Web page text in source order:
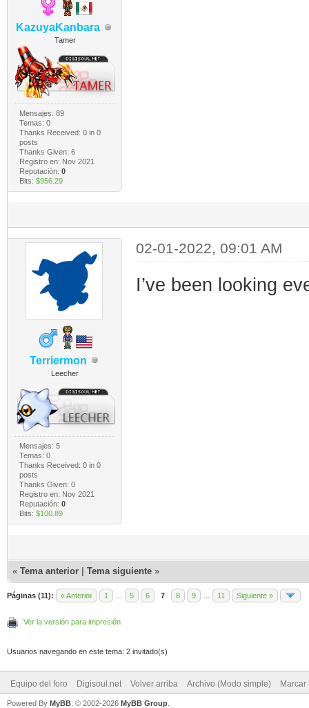
KazuyaKanbara
Tamer
Mensajes: 89
Temas: 0
Thanks Received: 0in 0
posts
Thanks Given: 6
Registro en: Nov 2021
Reputación: 0
Bits: $956.29
Terriermon
Leecher
Mensajes: 5
Temas: 0
Thanks Received: 0in 0
posts
Thanks Given: 0
Registro en: Nov 2021
Reputación: 0
Bits: $100.89
02-01-2022, 09:01 AM
I’ve been looking
« Tema anterior Tema siguiente »
Páginas (11): « Anterior 1 5 6 7 8 9 11 Siguiente »
Ver la versión para impresión
Usuarios navegando en este tema: 2 invitado(s)
Equipo del foro Digisoul.net Volver arriba Archivo (Modo simple) Marcar
Powered By MyBB , © 2002-2026 MyBB Group